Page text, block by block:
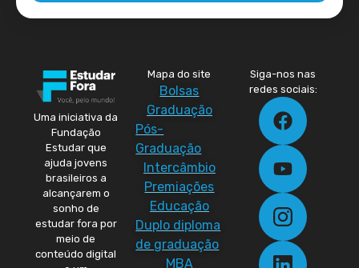
Uma iniciativa da
Fundação
Estudar que
ajuda jovens
brasileiros a
alcançarem o
sonho de
estudar fora por
meio de
conteúdo digital
Mapa do site
Bolsas
Graduação
Pós-
Graduação
Intercâmbio
Premiações
Educação
Duplo diploma
de graduação
MBA
Siga-nos nas
redes sociais: